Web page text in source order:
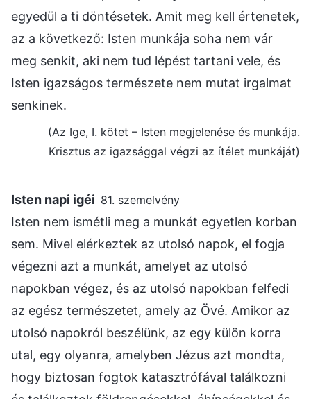
egyedül a ti döntésetek. Amit meg kell értenetek,
az a következő: Isten munkája soha nem vár
meg senkit, aki nem tud lépést tartani vele, és
Isten igazságos természete nem mutat irgalmat
senkinek.
(Az Ige, I. kötet – Isten megjelenése és munkája.
Krisztus az igazsággal végzi az ítélet munkáját)
Isten napi igéi 81. szemelvény
Isten nem ismétli meg a munkát egyetlen korban
sem. Mivel elérkeztek az utolsó napok, el fogja
végezni azt a munkát, amelyet az utolsó
napokban végez, és az utolsó napokban felfedi
az egész természetet, amely az Övé. Amikor az
utolsó napokról beszélünk, az egy külön korra
utal, egy olyanra, amelyben Jézus azt mondta,
hogy biztosan fogtok katasztrófával találkozni